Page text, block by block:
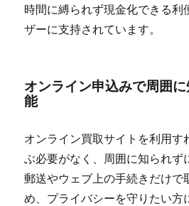
時間に縛られず現金化できる利
ザーに支持されています。
オンライン申込みで周囲
能
オンライン買取サイトを利用す
ぶ必要がなく、周囲に知られず
郵送やウェブ上の手続きだけで
め、プライバシーを守りたい方